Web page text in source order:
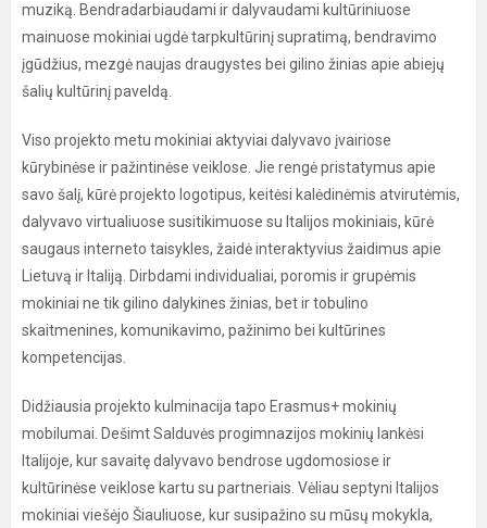
muziką. Bendradarbiaudami ir dalyvaudami kultūriniuose
mainuose mokiniai ugdė tarpkultūrinį supratimą, bendravimo
įgūdžius, mezgė naujas draugystes bei gilino žinias apie abiejų
šalių kultūrinį paveldą.
Viso projekto metu mokiniai aktyviai dalyvavo įvairiose
kūrybinėse ir pažintinėse veiklose. Jie rengė pristatymus apie
savo šalį, kūrė projekto logotipus, keitėsi kalėdinėmis atvirutėmis,
dalyvavo virtualiuose susitikimuose su Italijos mokiniais, kūrė
saugaus interneto taisykles, žaidė interaktyvius žaidimus apie
Lietuvą ir Italiją. Dirbdami individualiai, poromis ir grupėmis
mokiniai ne tik gilino dalykines žinias, bet ir tobulino
skaitmenines, komunikavimo, pažinimo bei kultūrines
kompetencijas.
Didžiausia projekto kulminacija tapo Erasmus+ mokinių
mobilumai. Dešimt Salduvės progimnazijos mokinių lankėsi
Italijoje, kur savaitę dalyvavo bendrose ugdomosiose ir
kultūrinėse veiklose kartu su partneriais. Vėliau septyni Italijos
mokiniai viešėjo Šiauliuose, kur susipažino su mūsų mokykla,